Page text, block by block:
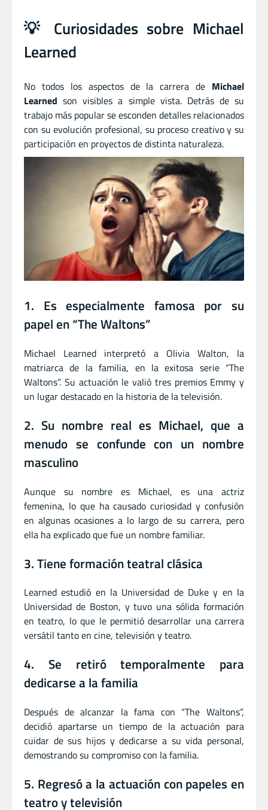
💡 Curiosidades sobre Michael
Learned
No todos los aspectos de la carrera de Michael
Learned son visibles a simple vista. Detrás de su
trabajo más popular se esconden detalles relacionados
con su evolución profesional, su proceso creativo y su
participación en proyectos de distinta naturaleza.
1. Es especialmente famosa por su
papel en “The Waltons”
Michael Learned interpretó a Olivia Walton, la
matriarca de la familia, en la exitosa serie “The
Waltons”. Su actuación le valió tres premios Emmy y
un lugar destacado en la historia de la televisión.
2. Su nombre real es Michael, que a
menudo se confunde con un nombre
masculino
Aunque su nombre es Michael, es una actriz
femenina, lo que ha causado curiosidad y confusión
en algunas ocasiones a lo largo de su carrera, pero
ella ha explicado que fue un nombre familiar.
3. Tiene formación teatral clásica
Learned estudió en la Universidad de Duke y en la
Universidad de Boston, y tuvo una sólida formación
en teatro, lo que le permitió desarrollar una carrera
versátil tanto en cine, televisión y teatro.
4. Se retiró temporalmente para
dedicarse a la familia
Después de alcanzar la fama con “The Waltons”,
decidió apartarse un tiempo de la actuación para
cuidar de sus hijos y dedicarse a su vida personal,
demostrando su compromiso con la familia.
5. Regresó a la actuación con papeles en
teatro y televisión